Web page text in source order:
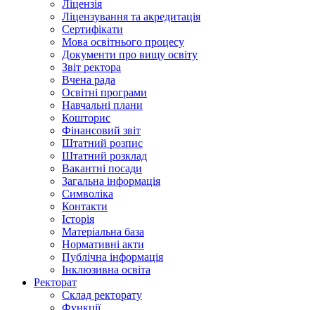
Ліцензія
Ліцензування та акредитація
Сертифікати
Мова освітнього процесу
Документи про вищу освіту
Звіт ректора
Вчена рада
Освітні програми
Навчальні плани
Кошторис
Фінансовий звіт
Штатний розпис
Штатний розклад
Вакантні посади
Загальна інформація
Символіка
Контакти
Історія
Матеріальна база
Нормативні акти
Публічна інформація
Інклюзивна освіта
Ректорат
Склад ректорату
Функції